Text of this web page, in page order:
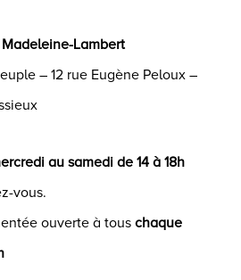
Lambert
– 12 rue Eugène Peloux –
au samedi de 14 à 18h
vous.
ouverte à tous chaque